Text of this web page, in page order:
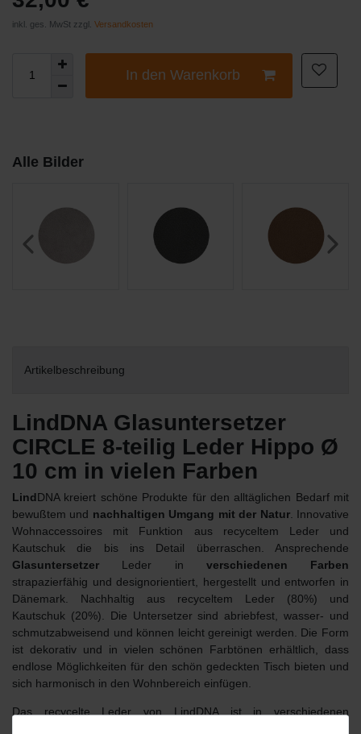
inkl. ges. MwSt zzgl. Versandkosten
In den Warenkorb
Alle Bilder
Artikelbeschreibung
LindDNA Glasuntersetzer
CIRCLE 8-teilig Leder Hippo Ø
10 cm in vielen Farben
LindDNA kreiert schöne Produkte für den alltäglichen Bedarf mit
bewußtem und nachhaltigen Umgang mit der Natur. Innovative
Wohnaccessoires mit Funktion aus recyceltem Leder und
Kautschuk die bis ins Detail überraschen. Ansprechende
Glasuntersetzer Leder in verschiedenen Farben
strapazierfähig und designorientiert, hergestellt und entworfen in
Dänemark. Nachhaltig aus recyceltem Leder (80%) und
Kautschuk (20%). Die Untersetzer sind abriebfest, wasser- und
schmutzabweisend und können leicht gereinigt werden. Die Form
ist dekorativ und in vielen schönen Farbtönen erhältlich, dass
endlose Möglichkeiten für den schön gedeckten Tisch bieten und
sich harmonisch in den Wohnbereich einfügen.
Das recycelte Leder von LindDNA ist in verschiedenen